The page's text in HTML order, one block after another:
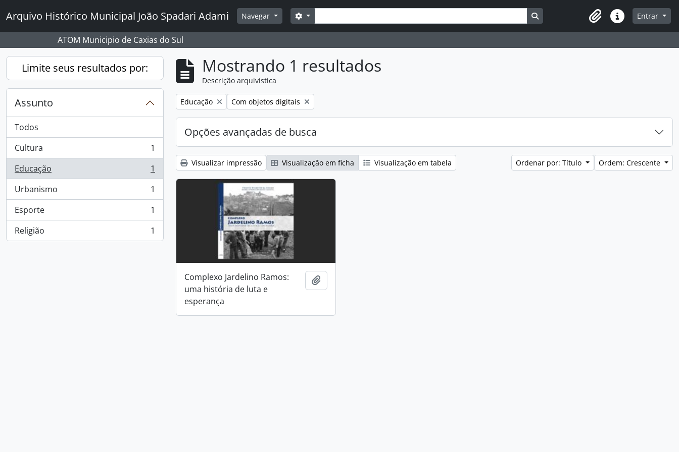
Arquivo Histórico Municipal João Spadari Adami Navegar Buscar
Opções de busca Busque na página de navegação
Atalhos Entrar
ATOM Municipio de Caxias do Sul
Limite seus resultados por:
Assunto
Todos
Cultura
, 1 resultados
1
Educação
, 1 resultados
1
Urbanismo
, 1 resultados
1
Esporte
, 1 resultados
1
Religião
, 1 resultados 1
Mostrando 1 resultados
Descrição arquivística
Remover filtro:
Educação Remover filtro:
Com objetos digitais
Opções avançadas de busca
Visualizar impressão Visualização em ficha Visualização em tabela Ordenar por: Título Ordem: Crescente
Complexo Jardelino Ramos:
uma história de luta e
esperança